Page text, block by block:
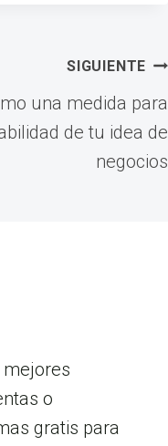
SIGUIENTE
una medida para
de tu idea de
negocios